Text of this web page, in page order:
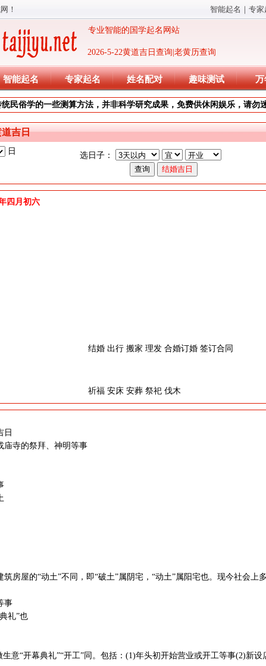
智能起名 ｜ 专家
！
2026-5-22黄道吉日查询|老黄历查询
专业智能的国学起名网站
智能起名 专家起名 姓名配对 趣味测试 万
民俗学的一些测算方法，并非科学研究成果，免费供休闲娱乐，请勿
吉日
日 选日子：
四月初六
结婚 出行 搬家 理发 合婚订婚 签订合同
祈福 安床 安葬 祭祀 伐木
日
庙寺的祭拜、神明等事
筑房屋的“动土”不同，即“破土”属阴宅，“动土”属阳宅也。现今社会上
事
礼”也
生意“开幕典礼”“开工”同。包括：(1)年头初开始营业或开工等事(2)新设